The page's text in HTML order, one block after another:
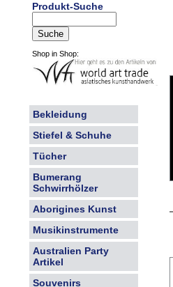
Bekleidung
Stiefel & Schuhe
Tücher
Bumerang
Schwirrhölzer
Aborigines Kunst
Musikinstrumente
Australien Party
Artikel
Souvenirs
Produkt-Suche
Shop in Shop: